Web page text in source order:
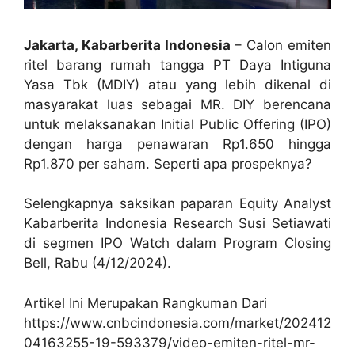
Jakarta, Kabarberita Indonesia – Calon emiten
ritel barang rumah tangga PT Daya Intiguna
Yasa Tbk (MDIY) atau yang lebih dikenal di
masyarakat luas sebagai MR. DIY berencana
untuk melaksanakan Initial Public Offering (IPO)
dengan harga penawaran Rp1.650 hingga
Rp1.870 per saham. Seperti apa prospeknya?
Selengkapnya saksikan paparan Equity Analyst
Kabarberita Indonesia Research Susi Setiawati
di segmen IPO Watch dalam Program Closing
Bell, Rabu (4/12/2024).
Artikel Ini Merupakan Rangkuman Dari
https://www.cnbcindonesia.com/market/202412
04163255-19-593379/video-emiten-ritel-mr-